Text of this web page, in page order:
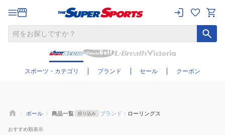
スポーツ・カテゴリ ブランド セール クーポン
さらに絞り込む
ボール 商品一覧 絞り込み ブランド： ローリングス
おすすめ順表示